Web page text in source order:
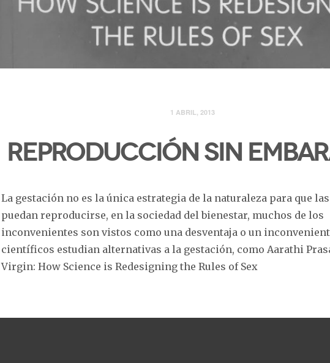
1 ABRIL, 2013
Reproducción sin
La gestación no es la única estrategia de la naturaleza para que
puedan reproducirse, en la sociedad del bienestar, muchos de los
inconvenientes son vistos como una desventaja o un
científicos estudian alternativas a la gestación, como Aarathi
Virgin: How Science is Redesigning the Rules of Sex